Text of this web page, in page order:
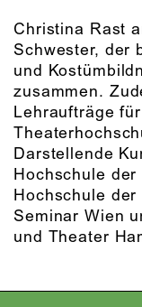
Christina Rast
Schwester, der
und
zusammen.
Lehraufträge
Darstellende
Hochschule
Hochschule
Seminar Wien
und Theater